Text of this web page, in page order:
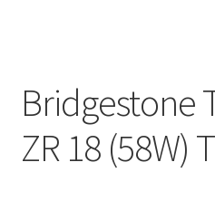
Bridgestone
ZR 18 (58W)